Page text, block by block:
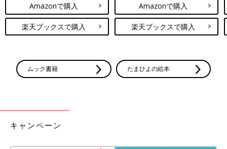
策があります。
Amazonで購入
楽天ブックスで購入
Amazonで購入
楽天ブックスで購入
ムック書籍 たまひよの絵本
キャンペーン